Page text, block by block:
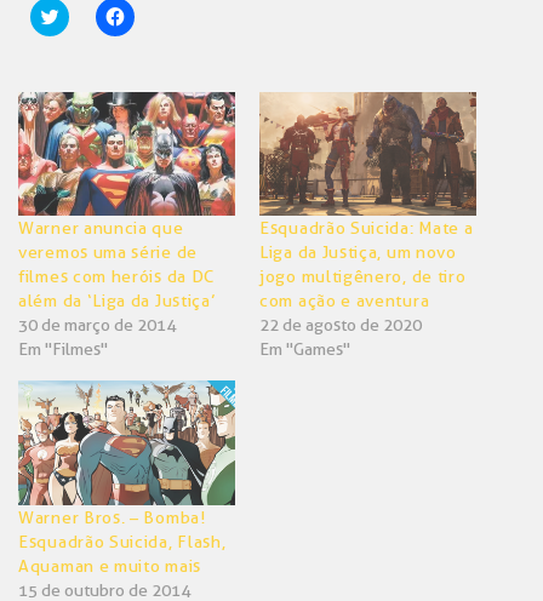
Clique
para
em
nova
janela)
Clique
para
em
nova
janela)
Warner anuncia que
veremos uma série de
filmes com heróis da DC
além da ‘Liga da Justiça’
30 de março de 2014
Em "Filmes"
Esquadrão Suicida: Mate a
Liga da Justiça, um novo
jogo multigênero, de tiro
com ação e aventura
22 de agosto de 2020
Em "Games"
Warner Bros. – Bomba!
Esquadrão Suicida, Flash,
Aquaman e muito mais
15 de outubro de 2014